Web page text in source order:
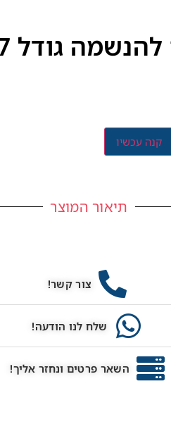
גודל 7"
קנה עכשיו
תיאור המוצר
צור קשר!
שלח לנו הודעה!
השאר פרטים ונחזר אליך!